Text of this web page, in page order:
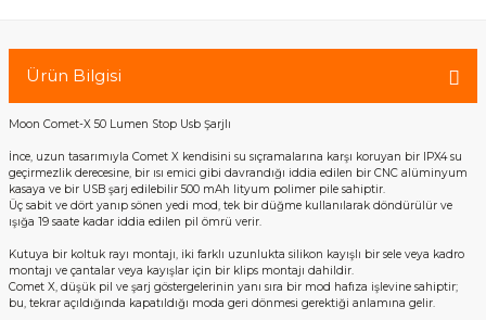
Ürün Bilgisi
Moon Comet-X 50 Lumen Stop Usb Şarjlı
İnce, uzun tasarımıyla Comet X kendisini su sıçramalarına karşı koruyan bir IPX4 su
geçirmezlik derecesine, bir ısı emici gibi davrandığı iddia edilen bir CNC alüminyum
kasaya ve bir USB şarj edilebilir 500 mAh lityum polimer pile sahiptir.
Üç sabit ve dört yanıp sönen yedi mod, tek bir düğme kullanılarak döndürülür ve
ışığa 19 saate kadar iddia edilen pil ömrü verir.
Kutuya bir koltuk rayı montajı, iki farklı uzunlukta silikon kayışlı bir sele veya kadro
montajı ve çantalar veya kayışlar için bir klips montajı dahildir.
Comet X, düşük pil ve şarj göstergelerinin yanı sıra bir mod hafıza işlevine sahiptir;
bu, tekrar açıldığında kapatıldığı moda geri dönmesi gerektiği anlamına gelir.